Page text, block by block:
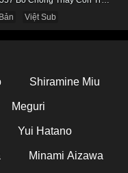
Việt Sub
Shiramine Miu
Meguri
Yui Hatano
Minami Aizawa